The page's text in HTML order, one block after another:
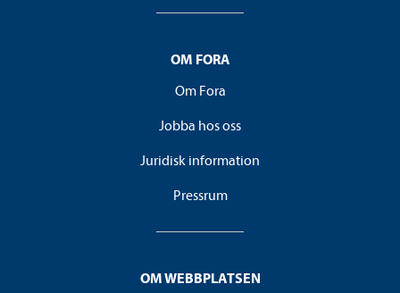
OM FORA
Om Fora
Jobba hos oss
Juridisk information
Pressrum
OM WEBBPLATSEN